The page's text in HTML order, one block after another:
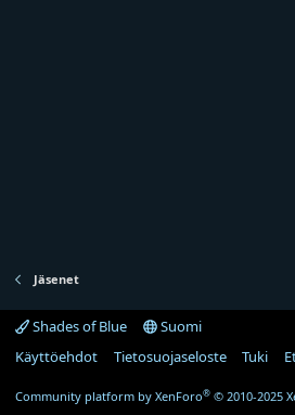
Jäsenet
Shades of Blue
Suomi
Käyttöehdot
Tietosuojaseloste Tuki
Community platform by XenForo® © 2010-2025